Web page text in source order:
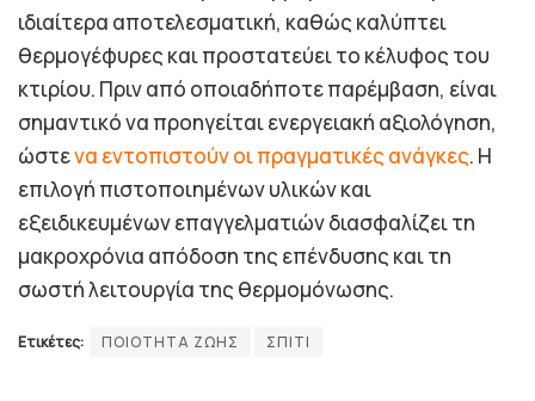
ιδιαίτερα αποτελεσματική, καθώς καλύπτει
θερμογέφυρες και προστατεύει το κέλυφος του
κτιρίου. Πριν από οποιαδήποτε παρέμβαση, είναι
σημαντικό να προηγείται ενεργειακή αξιολόγηση,
ώστενα εντοπιστούν οι πραγματικές ανάγκες. Η
επιλογή πιστοποιημένων υλικών και
εξειδικευμένων επαγγελματιών διασφαλίζει τη
μακροχρόνια απόδοση της επένδυσης και τη
σωστή λειτουργία της θερμομόνωσης.
Ετικέτες: ΠΟΙΟΤΗΤΑ ΖΩΗΣ ΣΠΙΤΙ